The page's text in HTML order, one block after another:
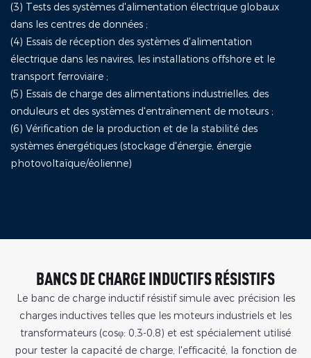
(3) Tests des systèmes d'alimentation électrique globaux
dans les centres de données ;
(4) Essais de réception des systèmes d'alimentation
électrique dans les navires, les installations offshore et le
transport ferroviaire ;
(5) Essais de charge des alimentations industrielles, des
onduleurs et des systèmes d'entraînement de moteurs ;
(6) Vérification de la production et de la stabilité des
systèmes énergétiques (stockage d'énergie, énergie
photovoltaïque/éolienne)
BANCS DE CHARGE INDUCTIFS RÉSISTIFS
Le banc de charge inductif résistif simule avec précision les
charges inductives telles que les moteurs industriels et les
transformateurs (cosφ: 0,3-0,8) et est spécialement utilisé
pour tester la capacité de charge, l'efficacité, la fonction de